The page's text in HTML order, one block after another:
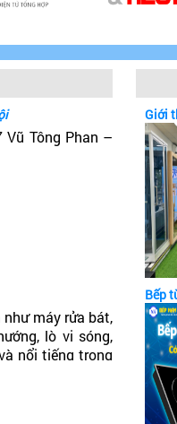
Tông Phan –
như máy rửa bát,
lò vi sóng,
nổi tiếng trong
của nước
Giới
Bếp